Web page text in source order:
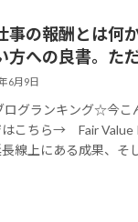
事の報酬とは何
方への良書。た
6月9日
グランキング☆今こ
はこちら→ Fair Value
線上にある成果、そ